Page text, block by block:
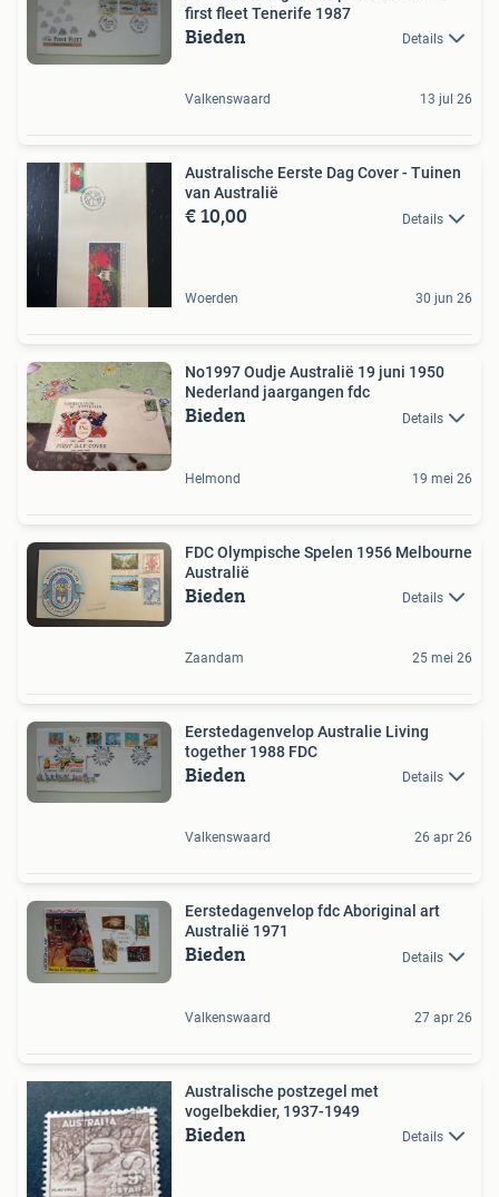
first fleet Tenerife 1987
Bieden Details
Valkenswaard 13 jul 26
Australische Eerste Dag Cover - Tuinen
van Australië
€ 10,00 Details
Woerden 30 jun 26
No1997 Oudje Australië 19 juni 1950
Nederland jaargangen fdc
Bieden Details
Helmond 19 mei 26
FDC Olympische Spelen 1956 Melbourne
Australië
Bieden Details
Zaandam 25 mei 26
Eerstedagenvelop Australie Living
together 1988 FDC
Bieden Details
Valkenswaard 26 apr 26
Eerstedagenvelop fdc Aboriginal art
Australië 1971
Bieden Details
Valkenswaard 27 apr 26
Australische postzegel met
vogelbekdier, 1937-1949
Bieden Details